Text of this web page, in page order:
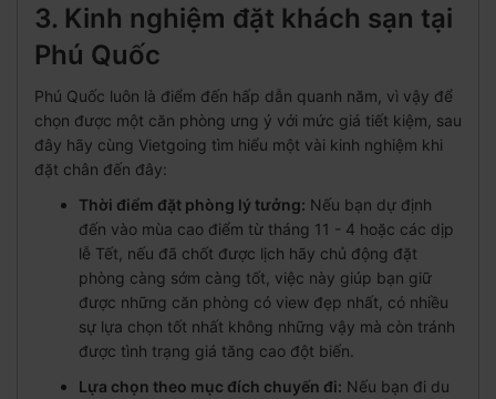
3. Kinh nghiệm đặt khách sạn tại
Phú Quốc
Phú Quốc luôn là điểm đến hấp dẫn quanh năm, vì vậy để
chọn được một căn phòng ưng ý với mức giá tiết kiệm, sau
đây hãy cùng Vietgoing tìm hiểu một vài kinh nghiệm khi
đặt chân đến đây:
Thời điểm đặt phòng lý tưởng: Nếu bạn dự định
đến vào mùa cao điểm từ tháng 11 - 4 hoặc các dịp
lễ Tết, nếu đã chốt được lịch hãy chủ động đặt
phòng càng sớm càng tốt, việc này giúp bạn giữ
được những căn phòng có view đẹp nhất, có nhiều
sự lựa chọn tốt nhất không những vậy mà còn tránh
được tình trạng giá tăng cao đột biến.
Lựa chọn theo mục đích chuyến đi: Nếu bạn đi du